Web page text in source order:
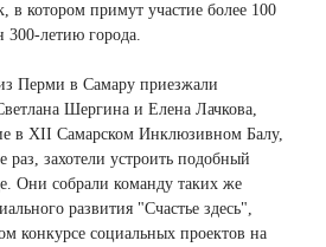
в котором примут участие более 100
300-летию города.
Перми в Самару приезжали
Шергина и Елена Лачкова,
в XII Самарском Инклюзивном Балу,
раз, захотели устроить подобный
Они собрали команду таких же
развития "Счастье здесь",
конкурсе социальных проектов на
рук
макияжа)
на аппарате
VIF
лице